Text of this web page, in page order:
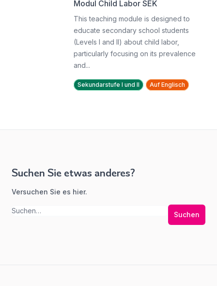
Modul Child Labor SEK
This teaching module is designed to
educate secondary school students
(Levels I and II) about child labor,
particularly focusing on its prevalence
and...
Sekundarstufe I und II Auf Englisch
Suchen Sie etwas anderes?
Versuchen Sie es hier.
Suchen